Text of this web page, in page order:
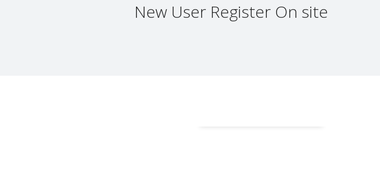
New User Register On site